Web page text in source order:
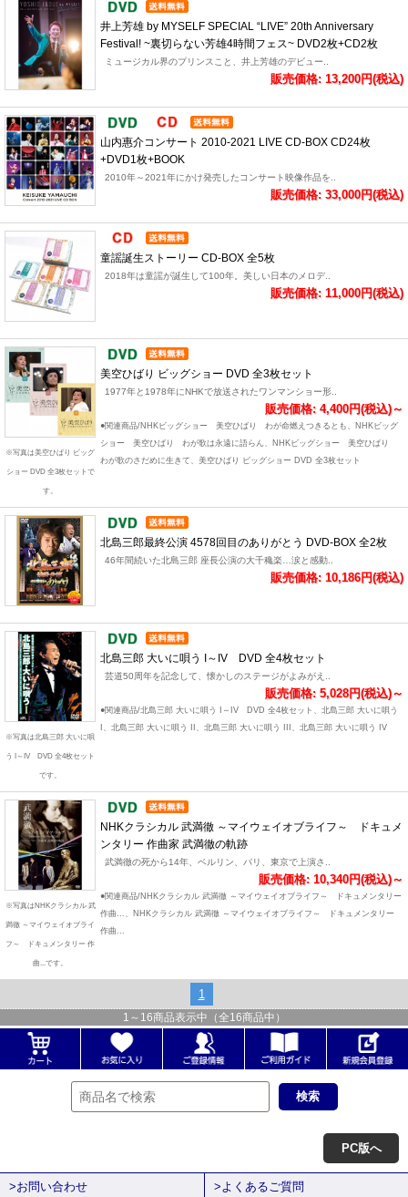
井上芳雄 by MYSELF SPECIAL “LIVE” 20th Anniversary
Festival! ~裏切らない芳雄4時間フェス~ DVD2枚+CD2枚
ミュージカル界のプリンスこと、井上芳雄のデビュー..
販売価格: 13,200円(税込)
山内惠介コンサート 2010-2021 LIVE CD-BOX CD24枚
+DVD1枚+BOOK
2010年～2021年にかけ発売したコンサート映像作品を..
販売価格: 33,000円(税込)
童謡誕生ストーリー CD-BOX 全5枚
2018年は童謡が誕生して100年。美しい日本のメロデ..
販売価格: 11,000円(税込)
※写真は美空ひばり ビッグ
ショー DVD 全3枚セットで
す。
美空ひばり ビッグショー DVD 全3枚セット
1977年と1978年にNHKで放送されたワンマンショー形..
販売価格: 4,400円(税込)～
●関連商品/NHKビッグショー 美空ひばり わが命燃えつきるとも、NHKビッグ
ショー 美空ひばり わが歌は永遠に語らん、NHKビッグショー 美空ひばり
わが歌のさだめに生きて、美空ひばり ビッグショー DVD 全3枚セット
北島三郎最終公演 4578回目のありがとう DVD-BOX 全2枚
46年間続いた北島三郎 座長公演の大千穐楽…涙と感動..
販売価格: 10,186円(税込)
※写真は北島三郎 大いに唄
う I～IV DVD 全4枚セット
です。
北島三郎 大いに唄う I～IV DVD 全4枚セット
芸道50周年を記念して、懐かしのステージがよみがえ..
販売価格: 5,028円(税込)～
●関連商品/北島三郎 大いに唄う I～IV DVD 全4枚セット、北島三郎 大いに唄う
I、北島三郎 大いに唄う II、北島三郎 大いに唄う III、北島三郎 大いに唄う IV
※写真はNHKクラシカル 武
満徹 ～マイウェイオブライ
フ～ ドキュメンタリー 作
曲...です。
NHKクラシカル 武満徹 ～マイウェイオブライフ～ ドキュメ
ンタリー 作曲家 武満徹の軌跡
武満徹の死から14年、ベルリン、パリ、東京で上演さ..
販売価格: 10,340円(税込)～
●関連商品/NHKクラシカル 武満徹 ～マイウェイオブライフ～ ドキュメンタリー
作曲...、NHKクラシカル 武満徹 ～マイウェイオブライフ～ ドキュメンタリー
作曲...
1
1 ～ 16商品表示中（全16商品中）
PC版へ
>お問い合わせ >よくあるご質問